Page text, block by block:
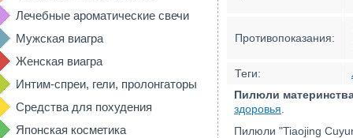
Лечебные ароматические свечи
Мужская виагра
Женская виагра
Интим-спреи, гели, пролонгаторы
Средства для похудения
Японская косметика
Противопоказания:
Теги:
Пилюли
здоровья
Пилюли "Tiaojing